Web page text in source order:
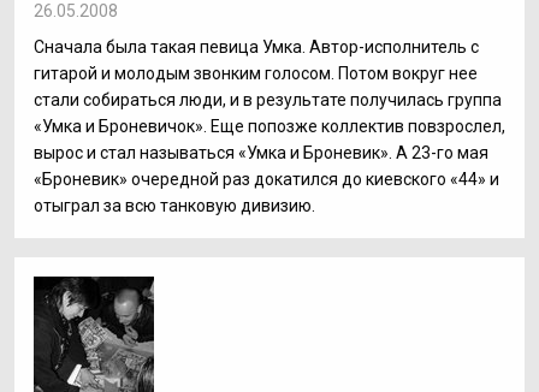
26.05.2008
Сначала была такая певица Умка. Автор-исполнитель с
гитарой и молодым звонким голосом. Потом вокруг нее
стали собираться люди, и в результате получилась группа
«Умка и Броневичок». Еще попозже коллектив повзрослел,
вырос и стал называться «Умка и Броневик». А 23-го мая
«Броневик» очередной раз докатился до киевского «44» и
отыграл за всю танковую дивизию.